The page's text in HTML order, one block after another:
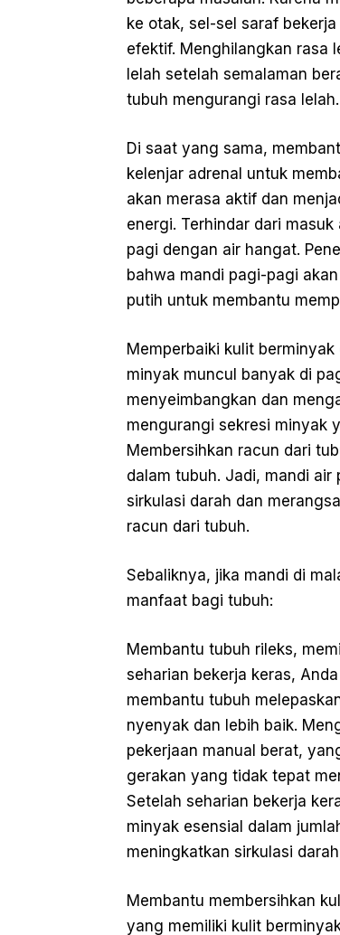
ke otak, sel-sel saraf
efektif. Menghilangkan rasa
lelah setelah semalaman
tubuh mengurangi rasa lelah.
Di saat yang sama,
kelenjar adrenal untuk
akan merasa aktif dan
energi. Terhindar dari
pagi dengan air hangat.
bahwa mandi pagi-pagi
putih untuk membantu
Memperbaiki kulit
minyak muncul banyak di
menyeimbangkan dan
mengurangi sekresi minyak
Membersihkan racun dari
dalam tubuh. Jadi, mandi
sirkulasi darah dan
racun dari tubuh.
Sebaliknya, jika mandi di
manfaat bagi tubuh:
Membantu tubuh rileks,
seharian bekerja keras,
membantu tubuh
nyenyak dan lebih baik.
pekerjaan manual berat,
gerakan yang tidak tepat
Setelah seharian bekerja
minyak esensial dalam
meningkatkan sirkulasi
Membantu membersihkan
yang memiliki kulit